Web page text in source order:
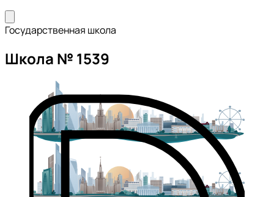
Государственная школа
Школа № 1539